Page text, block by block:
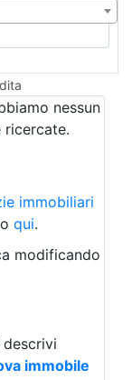
nessun
ricercate.
immobiliari
qui.
modificando
descrivi
immobile